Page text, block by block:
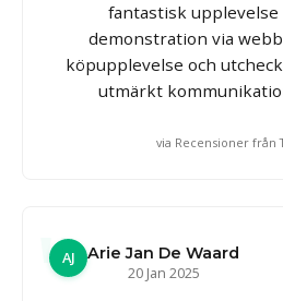
fantastisk upplevelse
demonstration via
köpupplevelse och
utmärkt
via Recensioner från
AJ
Arie Jan De Waard
20 Jan 2025